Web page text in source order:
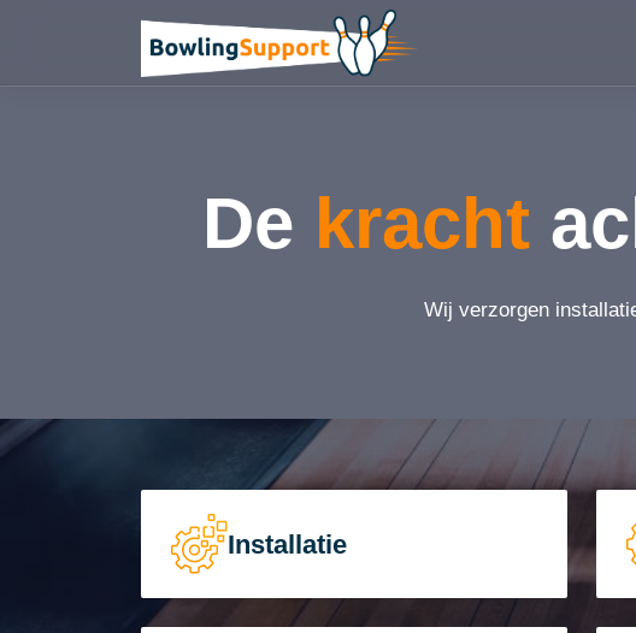
De kracht
Wij verzorgen
Installatie